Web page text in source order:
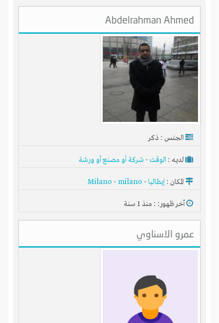
Abdelrahman Ahmed
الجنس : ذكر
لديـه : الوقت - شركة أو مصنع أو ورشة
المكان : إيطاليا-
Milano -milano
آخر ظهور: : منذ 1 سنة
عمرو الاسناوي